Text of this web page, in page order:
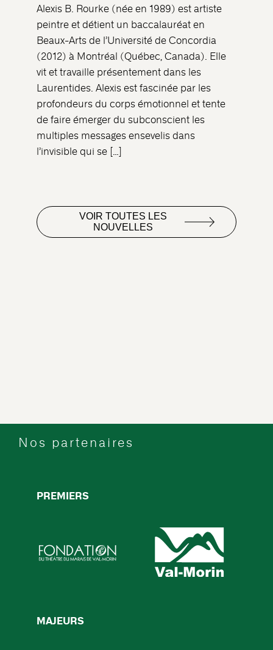
Alexis B. Rourke (née en 1989) est artiste
peintre et détient un baccalauréat en
Beaux-Arts de l’Université de Concordia
(2012) à Montréal (Québec, Canada). Elle
vit et travaille présentement dans les
Laurentides. Alexis est fascinée par les
profondeurs du corps émotionnel et tente
de faire émerger du subconscient les
multiples messages ensevelis dans
l’invisible qui se […]
VOIR TOUTES LES
NOUVELLES
Nos partenaires
PREMIERS
MAJEURS